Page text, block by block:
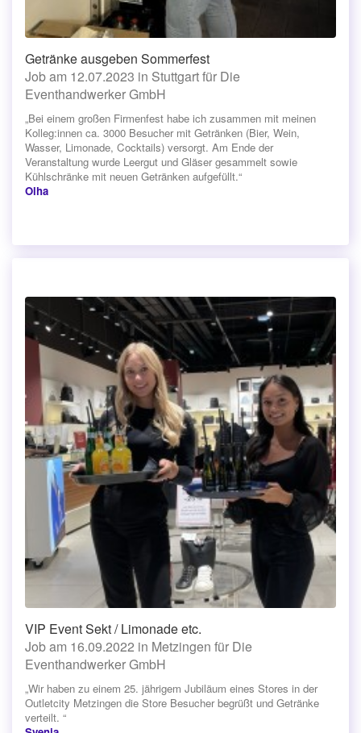
Getränke ausgeben Sommerfest
Job am 12.07.2023 in Stuttgart für Die
Eventhandwerker GmbH
„Bei einem großen Firmenfest habe ich zusammen mit meinen
Kolleg:innen ca. 3000 Besucher mit Getränken (Bier, Wein,
Wasser, Limonade, Cocktails) versorgt. Am Ende der
Veranstaltung wurde Leergut und Gläser gesammelt sowie
Kühlschränke mit neuen Getränken aufgefüllt.“
Olha
VIP Event Sekt / Limonade etc.
Job am 16.09.2022 in Metzingen für Die
Eventhandwerker GmbH
„Wir haben zu einem 25. jährigem Jubiläum eines Stores in der
Outletcity Metzingen die Store Besucher begrüßt und Getränke
verteilt. “